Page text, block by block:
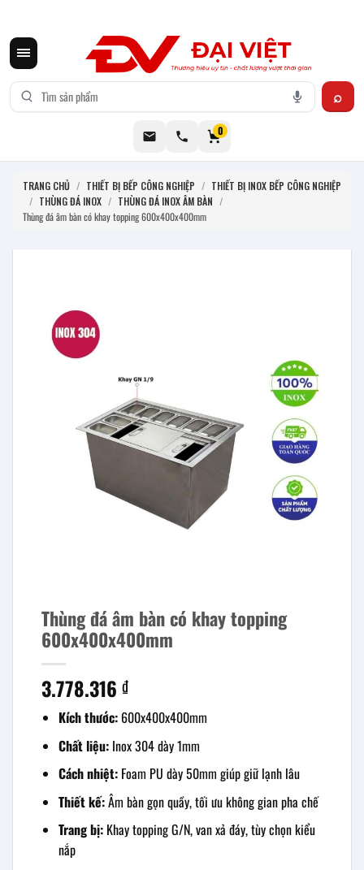
0
TRANG CHỦ / THIẾT BỊ BẾP CÔNG NGHIỆP / THIẾT BỊ INOX BẾP CÔNG NGHIỆP
/ THÙNG ĐÁ INOX / THÙNG ĐÁ INOX ÂM BÀN /
Thùng đá âm bàn có khay topping 600x400x400mm
Thùng đá âm bàn có khay topping
600x400x400mm
3.778.316 ₫
Kích thước:600x400x400mm
Chất liệu:Inox 304 dày 1mm
Cách nhiệt:Foam PU dày 50mm giúp giữ lạnh lâu
Thiết kế:Âm bàn gọn quầy, tối ưu không gian pha chế
Trang bị:Khay topping G/N, van xả đáy, tùy chọn kiểu
nắp